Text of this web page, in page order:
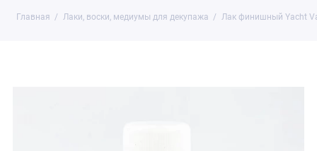
Главная Лаки, воски, медиумы для декупажа Лак финишный Yacht